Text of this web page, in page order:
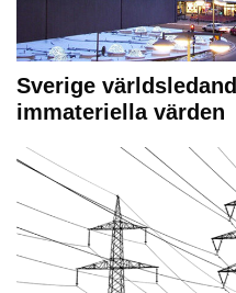
Sverige
immateriella värden